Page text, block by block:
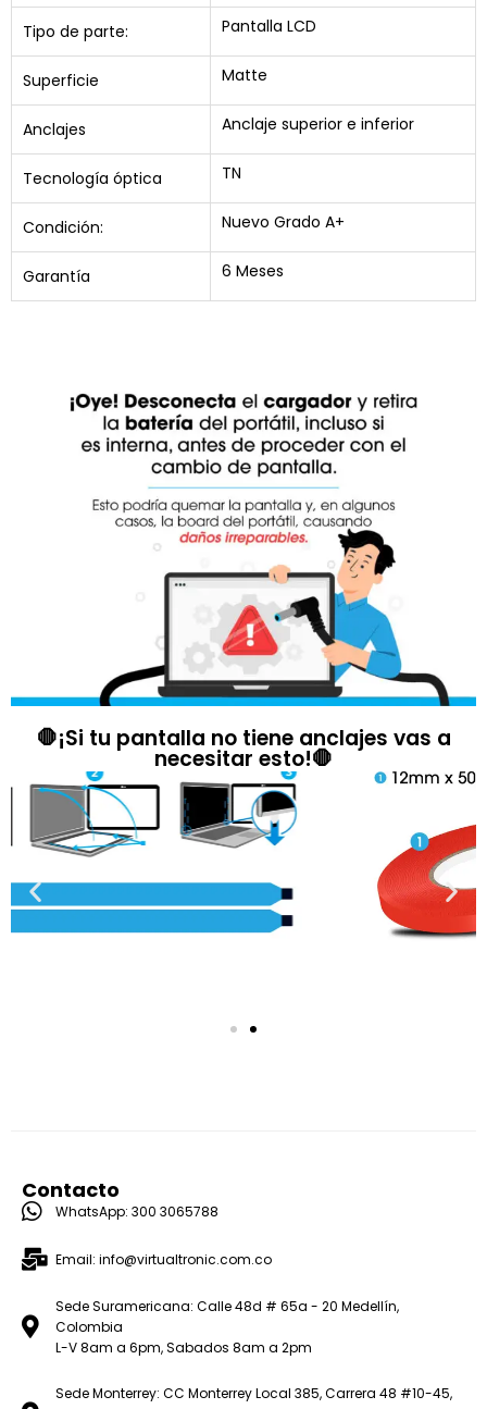
Tipo de parte: Pantalla LCD
Superficie Matte
Anclajes Anclaje superior e inferior
Tecnología óptica TN
Condición: Nuevo Grado A+
Garantía 6 Meses
🛑¡Si tu pantalla no tiene anclajes vas a
necesitar esto!🛑
Contacto
WhatsApp: 300 3065788
Email: info@virtualtronic.com.co
Sede Suramericana: Calle 48d # 65a - 20 Medellín,
Colombia
L-V 8am a 6pm, Sabados 8am a 2pm
Sede Monterrey: CC Monterrey Local 385, Carrera 48 #10-45,